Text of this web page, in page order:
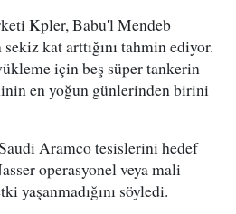
Kpler, Babu'l Mendeb
kat arttığını tahmin ediyor.
için beş süper tankerin
en yoğun günlerinden birini
Aramco tesislerini hedef
operasyonel veya mali
yaşanmadığını söyledi.